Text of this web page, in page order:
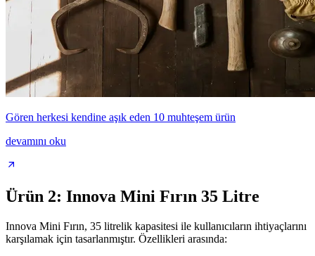
Gören herkesi kendine aşık eden 10 muhteşem ürün
devamını oku
Ürün 2: Innova Mini Fırın 35 Litre
Innova Mini Fırın, 35 litrelik kapasitesi ile kullanıcıların ihtiyaçlarını
karşılamak için tasarlanmıştır. Özellikleri arasında: